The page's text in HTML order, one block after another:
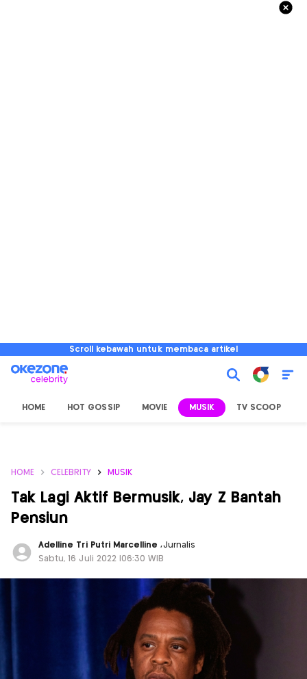
Scroll kebawah untuk membaca artikel
HOME HOT GOSSIP MOVIE MUSIK TV SCOOP
HOME CELEBRITY MUSIK
Tak Lagi Aktif Bermusik, Jay Z Bantah
Pensiun
Adelline Tri Putri Marcelline,Jurnalis
Sabtu, 16 Juli 2022 |06:30 WIB